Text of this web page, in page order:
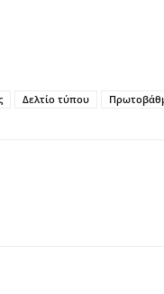
Δελτίο τύπου